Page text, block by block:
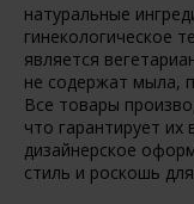
натуральные
гинекологическое
является
не содержат мыла,
Все товары
что гарантирует
дизайнерское
стиль и роскошь